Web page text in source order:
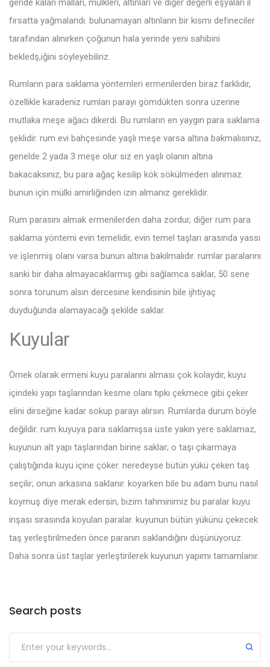
fırsatta yağmalandı. bulunamayan altınların bir kısmı defineciler
tarafından alınırken çoğunun hala yerinde yeni sahibini
bekledş,iğini söyleyebiliriz.
Rumların para saklama yöntemleri ermenilerden biraz farklıdır,
özellikle karadeniz rumları parayı gömdükten sonra üzerine
mutlaka meşe ağacı dikerdi. Bu rumların en yaygın para saklama
şeklidir. rum evi bahçesinde yaşlı meşe varsa altına bakmalısınız,
genelde 2 yada 3 meşe olur siz en yaşlı olanın altına
bakacaksınız, bu para ağaç kesilip kök sökülmeden alınmaz.
bunun için mülki amirliğinden izin almanız gereklidir.
Rum parasını almak ermenilerden daha zordur, diğer rum para
saklama yöntemi evin temelidir, evin temel taşları arasında yassı
ve işlenmiş olanı varsa bunun altına bakılmalıdır. rumlar paralarını
sanki bir daha almayacaklarmış gibi sağlamca saklar, 50 sene
sonra torunum alsın dercesine kendisinin bile ijhtiyaç
duyduğunda alamayacağı şekilde saklar.
Kuyular
Örnek olarak ermeni kuyu paralarını alması çok kolaydır, kuyu
içindeki yapı taşlarından kesme olanı tıpkı çekmece gibi çeker
elini dirseğine kadar sokup parayı alırsın. Rumlarda durum böyle
değildir. rum kuyuya para saklamışsa üste yakın yere saklamaz,
kuyunun alt yapı taşlarından birine saklar; o taşı çıkarmaya
çalıştığında kuyu içine çöker. neredeyse bütün yükü çeken taş
seçilir; onun arkasına saklanır. koyarken bile bu adam bunu nasıl
koymuş diye merak edersin, bizim tahminimiz bu paralar kuyu
inşası sırasında koyulan paralar. kuyunun bütün yükünü çekecek
taş yerleştirilmeden önce paranın saklandığını düşünüyoruz.
Daha sonra üst taşlar yerleştirilerek kuyunun yapımı tamamlanır.
Search posts